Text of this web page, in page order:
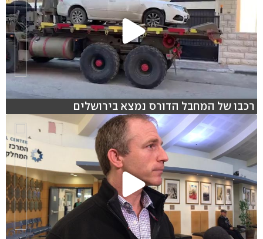
רכבו של המחבל הדורס נמצא בירושלים